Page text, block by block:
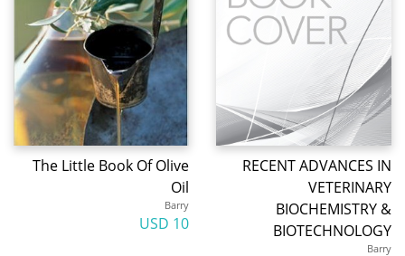
RECENT ADVANCES IN
VETERINARY
BIOCHEMISTRY &
BIOTECHNOLOGY
Barry
The Little Book Of Olive
Oil
Barry
10 USD